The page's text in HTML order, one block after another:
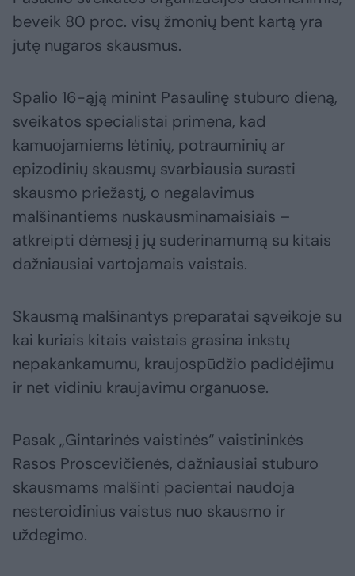
beveik 80 proc. visų žmonių bent kartą yra
jutę nugaros skausmus.
Spalio 16-ąją minint Pasaulinę stuburo dieną,
sveikatos specialistai primena, kad
kamuojamiems lėtinių, potrauminių ar
epizodinių skausmų svarbiausia surasti
skausmo priežastį, o negalavimus
malšinantiems nuskausminamaisiais –
atkreipti dėmesį į jų suderinamumą su kitais
dažniausiai vartojamais vaistais.
Skausmą malšinantys preparatai sąveikoje su
kai kuriais kitais vaistais grasina inkstų
nepakankamumu, kraujospūdžio padidėjimu
ir net vidiniu kraujavimu organuose.
Pasak „Gintarinės vaistinės“ vaistininkės
Rasos Proscevičienės, dažniausiai stuburo
skausmams malšinti pacientai naudoja
nesteroidinius vaistus nuo skausmo ir
uždegimo.